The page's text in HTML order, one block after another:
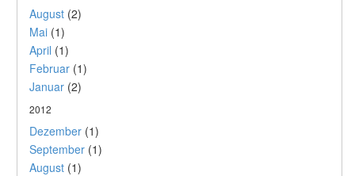
August (2)
Mai (1)
April (1)
Februar (1)
Januar (2)
2012
Dezember (1)
September (1)
August (1)